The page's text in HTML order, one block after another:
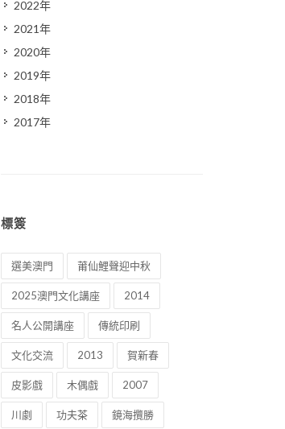
2022年
2021年
2020年
2019年
2018年
2017年
標簽
選美澳門 莆仙鯉聲迎中秋
2025澳門文化講座 2014
名人公開講座 傳統印刷
文化交流 2013 賀新春
皮影戲 木偶戲 2007
川劇 功夫茶 鏡海攬勝